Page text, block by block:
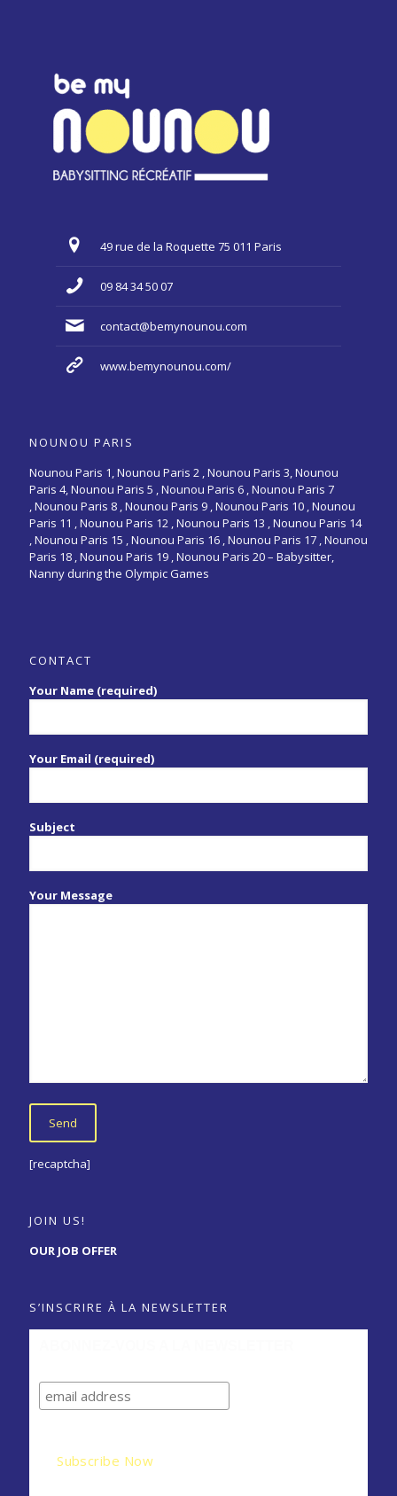
49 rue de la Roquette 75 011 Paris
09 84 34 50 07
contact@bemynounou.com
www.bemynounou.com/
NOUNOU PARIS
Nounou Paris 1,Nounou Paris 2 ,Nounou Paris 3,Nounou
Paris 4,Nounou Paris 5 ,Nounou Paris 6 ,Nounou Paris 7
,Nounou Paris 8 ,Nounou Paris 9 ,Nounou Paris 10 ,Nounou
Paris 11 ,Nounou Paris 12 ,Nounou Paris 13 ,Nounou Paris 14
,Nounou Paris 15 ,Nounou Paris 16 , Nounou Paris 17 , Nounou
Paris 18 , Nounou Paris 19 , Nounou Paris 20 – Babysitter,
Nanny during the Olympic Games
CONTACT
Your Name (required)
Your Email (required)
Subject
Your Message
[recaptcha]
JOIN US!
OUR JOB OFFER
S’INSCRIRE À LA NEWSLETTER